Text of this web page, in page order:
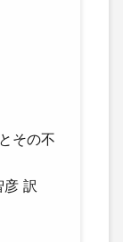
その不
訳